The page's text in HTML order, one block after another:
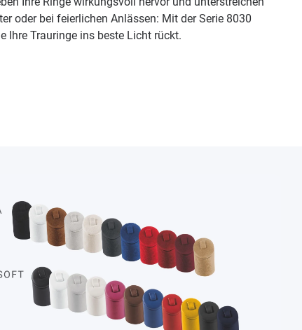
oder bei feierlichen Anlässen: Mit der Serie 8030
Ihre Trauringe ins beste Licht rückt.